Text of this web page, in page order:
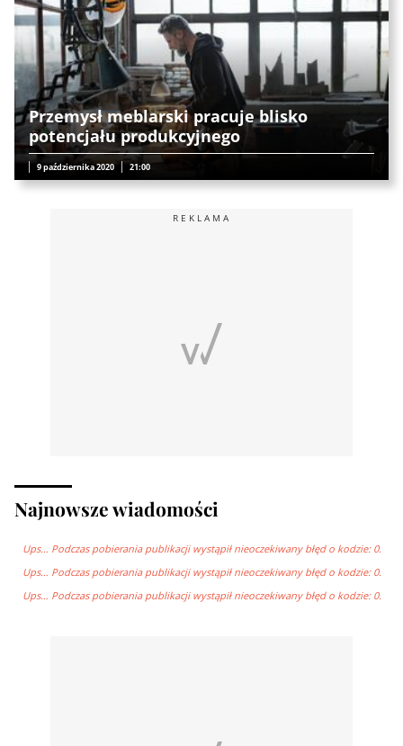
Przemysł meblarski pracuje blisko
potencjału produkcyjnego
9 października 2020 21:00
REKLAMA
Najnowsze wiadomości
Ups… Podczas pobierania publikacji wystąpił nieoczekiwany błęd o kodzie: 0.
Ups… Podczas pobierania publikacji wystąpił nieoczekiwany błęd o kodzie: 0.
Ups… Podczas pobierania publikacji wystąpił nieoczekiwany błęd o kodzie: 0.